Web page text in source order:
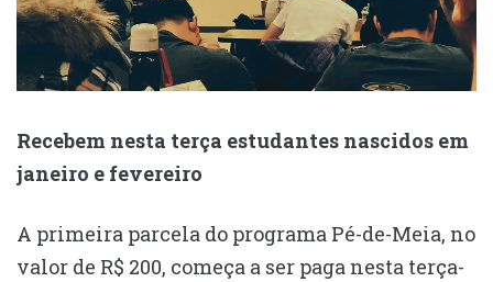
Recebem nesta terça estudantes nascidos em
janeiro e fevereiro
A primeira parcela do programa Pé-de-Meia, no
valor de R$ 200, começa a ser paga nesta terça-